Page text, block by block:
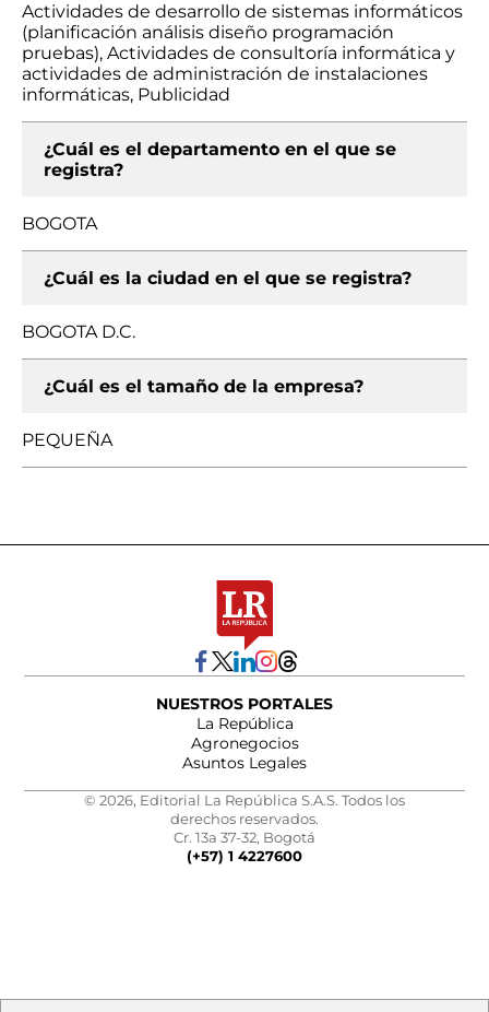
Actividades de desarrollo de sistemas informáticos
(planificación análisis diseño programación
pruebas), Actividades de consultoría informática y
actividades de administración de instalaciones
informáticas, Publicidad
¿Cuál es el departamento en el que se
registra?
BOGOTA
¿Cuál es la ciudad en el que se registra?
BOGOTA D.C.
¿Cuál es el tamaño de la empresa?
PEQUEÑA
NUESTROS PORTALES
La República
Agronegocios
Asuntos Legales
© 2026, Editorial La República S.A.S. Todos los
derechos reservados.
Cr. 13a 37-32, Bogotá
(+57) 1 4227600